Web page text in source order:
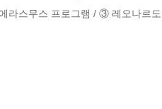
라스무스 프로그램 / ③ 레오나르